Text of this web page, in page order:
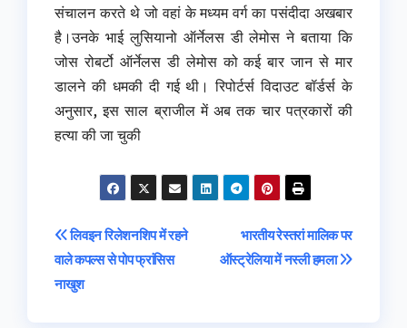
संचालन करते थे जो वहां के मध्यम वर्ग का पसंदीदा अखबार
है।उनके भाई लुसियानो ऑर्नेलस डी लेमोस ने बताया कि
जोस रोबर्टो ऑर्नेलस डी लेमोस को कई बार जान से मार
डालने की धमकी दी गई थी। रिपोर्टर्स विदाउट बॉर्डर्स के
अनुसार, इस साल ब्राजील में अब तक चार पत्रकारों की
हत्या की जा चुकी
Post
navigation
भारतीय रेस्‍तरां मालिक पर
ऑस्ट्रेलिया में नस्‍ली हमला
लिवइन रिलेशनशिप में रहने
वाले कपल्‍स से पोप फ्रांसिस
नाखुश